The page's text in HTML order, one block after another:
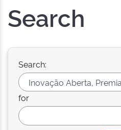
Search
Search:
for